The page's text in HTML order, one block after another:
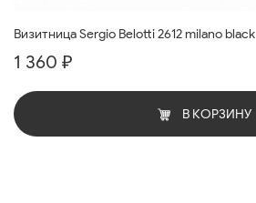
Визитница Sergio Belotti 2612 milano black
1 360 ₽
В КОРЗИНУ